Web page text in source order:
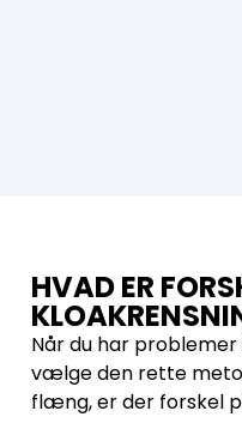
HVAD ER
Når du har
vælge den rette
flæng, er der forskel